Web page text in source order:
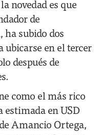
novedad es que
de
subido dos
ubicarse en el tercer
después de
como el más rico
en USD
Amancio Ortega,